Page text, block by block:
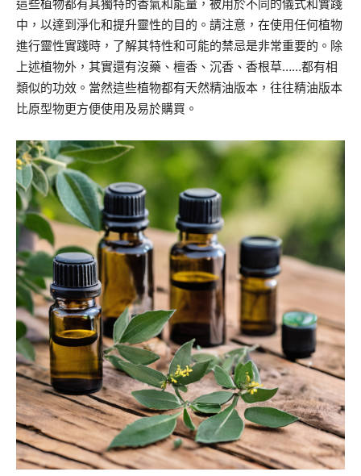
這些植物都有其獨特的香氣和能量，被用於不同的儀式和實踐
中，以達到淨化和提升靈性的目的。請注意，在使用任何植物
進行靈性實踐時，了解其特性和可能的禁忌是非常重要的。除
上述植物外，其實還有沒藥、檀香、沉香、香根草……都有相
類似的功效。當然這些植物都有天然精油版本，往往精油版本
比原型物更方便使用及易於購買。